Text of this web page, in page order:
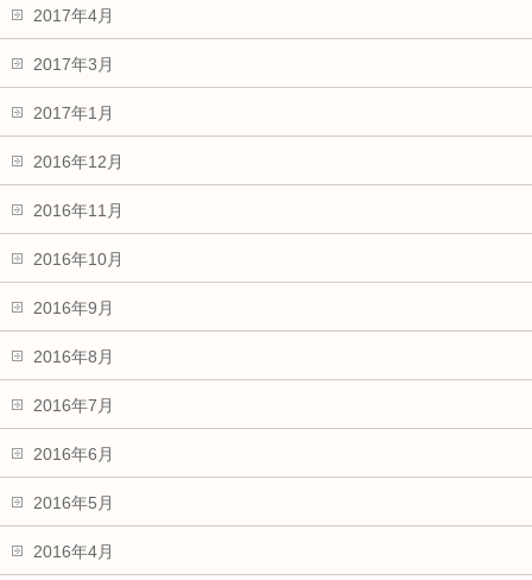
2017年4月
2017年3月
2017年1月
2016年12月
2016年11月
2016年10月
2016年9月
2016年8月
2016年7月
2016年6月
2016年5月
2016年4月